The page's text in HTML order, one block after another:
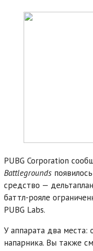
PUBG Corporation
Battlegrounds
средство —
баттл-рояле
PUBG Labs.
У аппарата два места:
напарника. Вы также